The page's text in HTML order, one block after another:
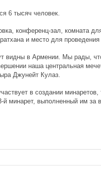
6 тысяч человек.
конференц-зал, комната
и место для
видны в Армении. Мы рады,
наша центральная
Джунейт Кулаз.
в создании
минарет, выполненный им за